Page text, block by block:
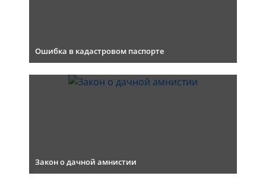
Ошибка в кадастровом паспорте
Закон о дачной амнистии